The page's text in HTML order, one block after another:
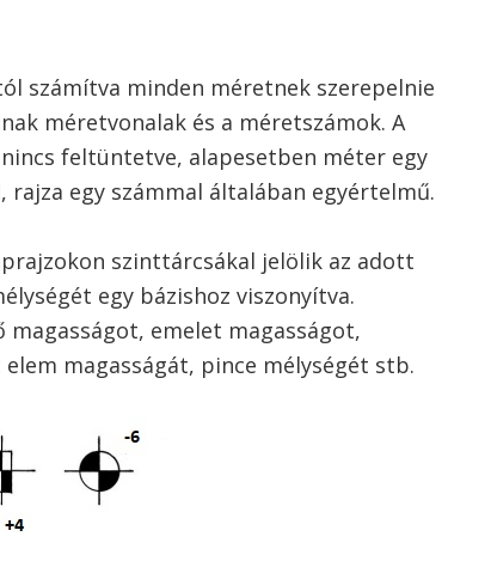
számítva minden méretnek szerepelnie
méretvonalak és a méretszámok. A
feltüntetve, alapesetben méter egy
rajza egy számmal általában egyértelmű.
szinttárcsákal jelölik az adott
egy bázishoz viszonyítva.
emelet magasságot,
magasságát, pince mélységét stb.